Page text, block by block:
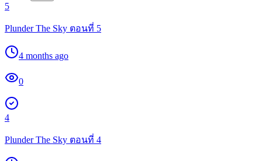
5
Plunder The Sky ตอนที่ 5
4 months ago
0
4
Plunder The Sky ตอนที่ 4